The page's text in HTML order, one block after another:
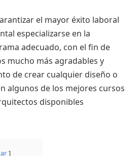
el mayor éxito laboral
especializarse en la
adecuado, con el fin de
mucho más agradables y
de crear cualquier diseño o
algunos de los mejores cursos
disponibles